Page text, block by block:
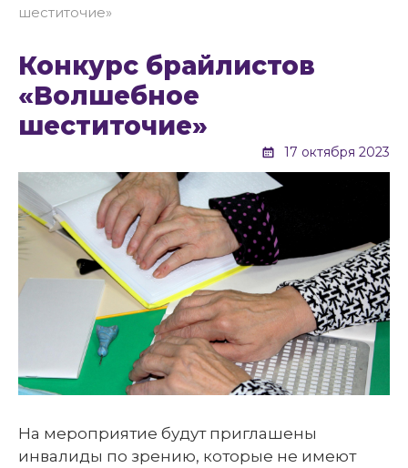
шеститочие»
Конкурс брайлистов
«Волшебное
шеститочие»
17 октября 2023
На мероприятие будут приглашены
инвалиды по зрению, которые не имеют